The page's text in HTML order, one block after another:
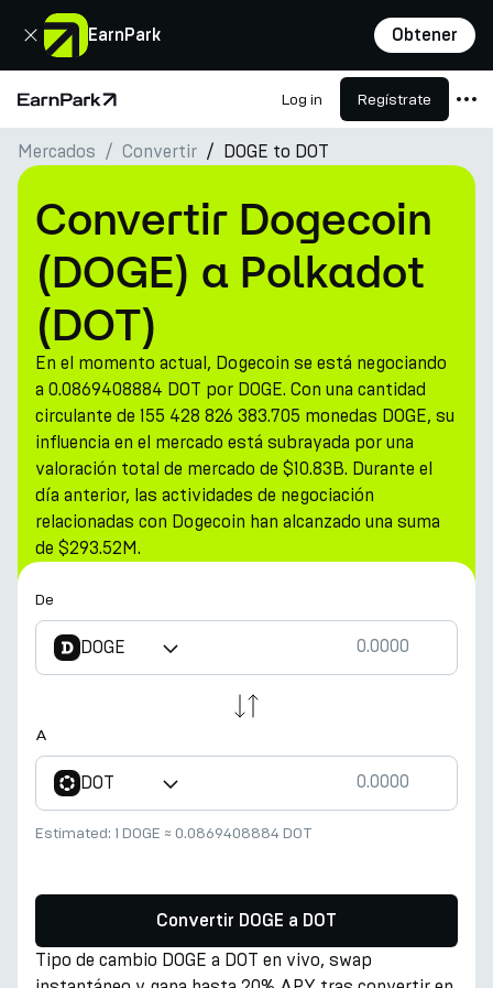
EarnPark Obtener
Cerrar
Página de inicio Log in Regístrate
Productos
Mercados
Calculadoras
PARK Token
Recursos
Compañía
Mercados Convertir DOGE to DOT
Convertir Dogecoin
(DOGE) a Polkadot
(DOT)
En el momento actual, Dogecoin se está negociando
a 0.0869408884 DOT por DOGE. Con una cantidad
circulante de 155 428 826 383.705 monedas DOGE, su
influencia en el mercado está subrayada por una
valoración total de mercado de $10.83B. Durante el
día anterior, las actividades de negociación
relacionadas con Dogecoin han alcanzado una suma
de $293.52M.
De
DOGE
A
DOT
Estimated: 1 DOGE ≈ 0.0869408884 DOT
Convertir DOGE a DOT
Tipo de cambio DOGE a DOT en vivo, swap